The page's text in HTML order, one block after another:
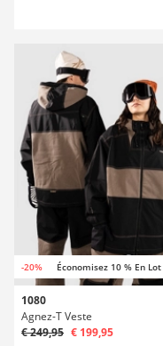
-20% Économisez 10 % En Lot
1080
Agnez-T Veste
€ 249,95 € 199,95